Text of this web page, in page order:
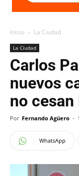
Inicio La Ciudad
La Ciudad
Carlos
nuevos
no
Por Fernando Agüero -
WhatsApp